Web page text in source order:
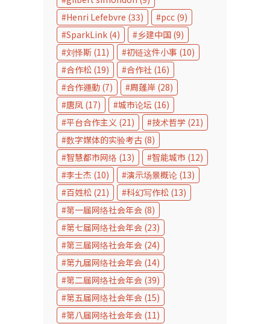
Henri Lefebvre (33) pcc (9)
SparkLink (4) 乡建中国 (9)
刘怿斯 (11) 初链这件小事 (10)
合作松 (19) 合作社 (16)
合作運動 (7) 周蓬岸 (28)
唐凤 (17) 城市论坛 (16)
平台合作主义 (21) 技术哲学 (21)
数字媒体的实验考古 (8)
智慧都市网络 (13) 智能城市 (12)
李士杰 (10) 演示场景概论 (13)
百姓松 (21) 科幻写作松 (13)
第一届网络社会年会 (8)
第七届网络社会年会 (23)
第三届网络社会年会 (24)
第九届网络社会年会 (14)
第二届网络社会年会 (39)
第五届网络社会年会 (15)
第八届网络社会年会 (11)